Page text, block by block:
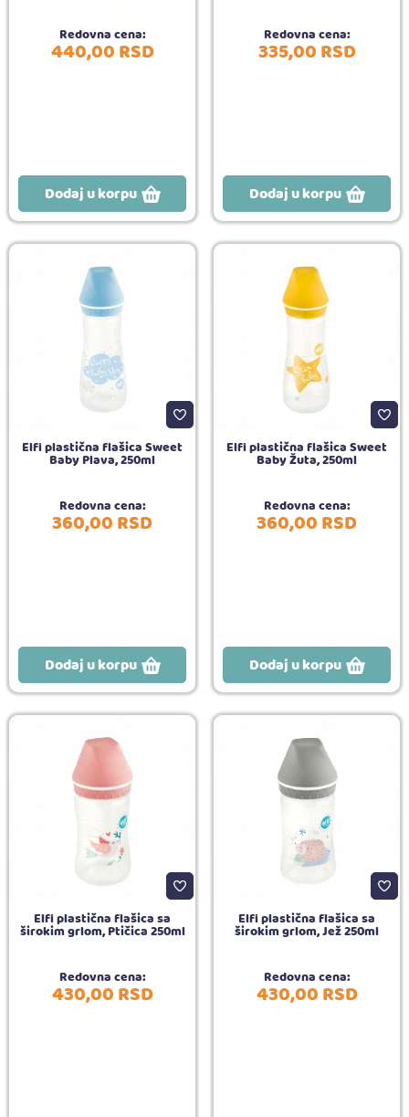
Redovna cena:
440,00RSD
Dodaj u korpu
Redovna cena:
335,00RSD
Dodaj u korpu
Elfi plastična flašica Sweet
Baby Plava, 250ml
Redovna cena:
360,00RSD
Dodaj u korpu
Elfi plastična flašica Sweet
Baby Žuta, 250ml
Redovna cena:
360,00RSD
Dodaj u korpu
Elfi plastična flašica sa
širokim grlom, Ptičica 250ml
Redovna cena:
430,00RSD
Elfi plastična flašica sa
širokim grlom, Jež 250ml
Redovna cena:
430,00RSD